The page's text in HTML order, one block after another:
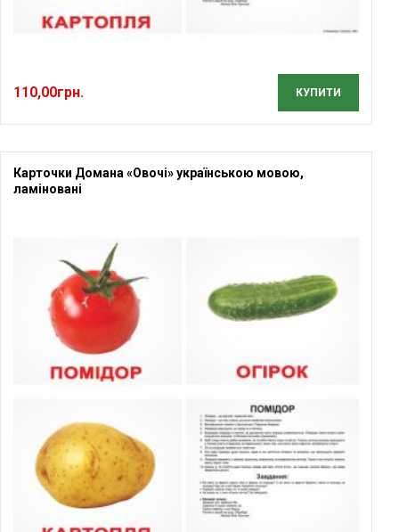
110,00грн. КУПИТИ
Карточки Домана «Овочі» українською мовою,
ламіновані